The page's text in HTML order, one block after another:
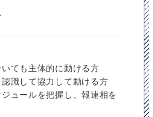
ても主体的に動ける方
識して協力して動ける方
ュールを把握し、報連相を